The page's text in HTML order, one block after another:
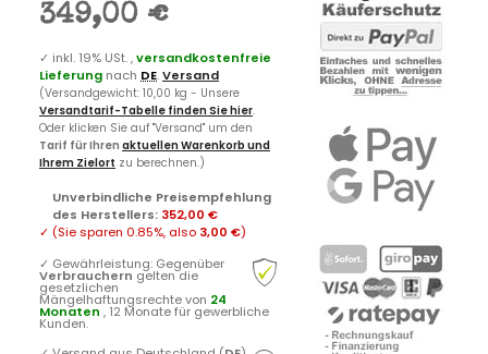
349,00 €
✓ inkl. 19% USt. ,versandkostenfreie
Lieferung nach DE.Versand
(Versandgewicht: 10,00 kg - Unsere
Versandtarif-Tabelle finden Sie hier.
Oder klicken Sie auf "Versand" um den
Tarif für Ihren aktuellen Warenkorb und
Ihrem Zielort zu berechnen.)
Unverbindliche Preisempfehlung
des Herstellers: 352,00 €
✓ (Sie sparen 0.85%, also 3,00 €)
✓ Gewährleistung: Gegenüber
Verbrauchern gelten die
gesetzlichen
Mängelhaftungsrechte von 24
Monaten , 12 Monate für gewerbliche
Kunden.